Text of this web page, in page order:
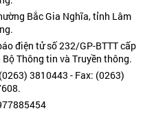
Bắc Gia Nghĩa, tỉnh Lâm
điện tử số 232/GP-BTTT cấp
Thông tin và Truyền thông.
3810443 - Fax: (0263)